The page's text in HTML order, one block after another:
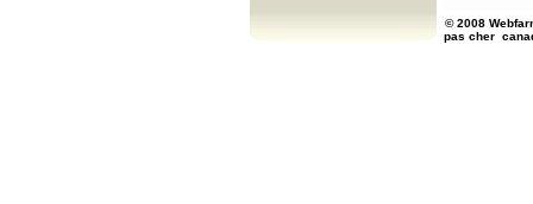
© 2008
pas cher